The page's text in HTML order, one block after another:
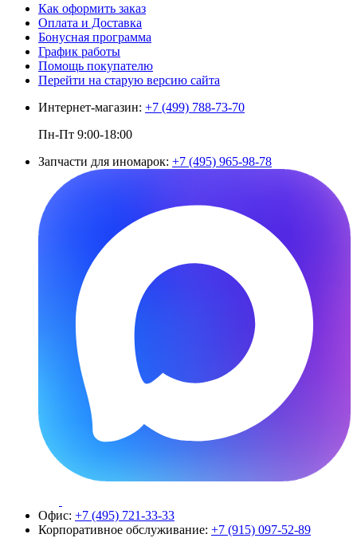
Как оформить заказ
Оплата и Доставка
Бонусная программа
График работы
Помощь покупателю
Перейти на старую версию сайта
Интернет-магазин: +7 (499) 788-73-70
Пн-Пт 9:00-18:00
Запчасти для иномарок: +7 (495) 965-98-78
Офис: +7 (495) 721-33-33
Корпоративное обслуживание: +7 (915) 097-52-89